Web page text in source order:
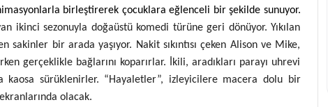
birleştirerek çocuklara eğlenceli bir şekilde sunuyor.
ikinci sezonuyla doğaüstü komedi türüne geri dönüyor. Yıkılan
sakinler bir arada yaşıyor. Nakit sıkıntısı çeken Alison ve Mike,
gerçeklikle bağlarını koparırlar. İkili, aradıkları parayı uhrevi
kaosa sürüklenirler. “Hayaletler”, izleyicilere macera dolu bir
olacak.